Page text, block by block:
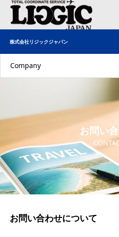
株式会社リジックジャパン
Company
お問い
お問い合わせについて